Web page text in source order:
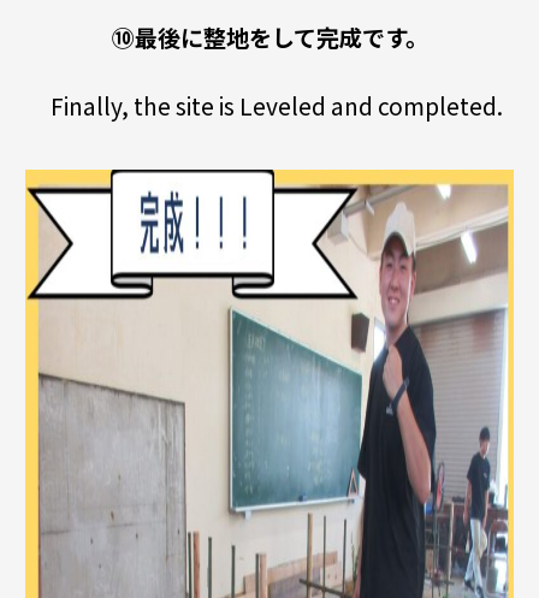
⑩最後に整地をして完成です。
Finally, the site is Leveled and completed.